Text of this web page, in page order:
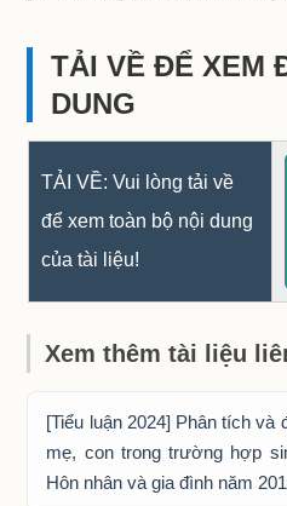
TẢI VỀ ĐỂ XEM
DUNG
TẢI VỀ: Vui lòng tải về
để xem toàn bộ nội dung
của tài liệu!
Xem thêm tài liệu
[Tiểu luận 2024] Phân tích và
mẹ, con trong trường hợp
Hôn nhân và gia đình năm